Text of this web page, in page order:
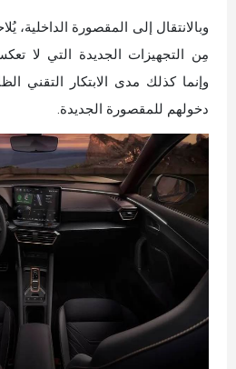
وبالانتقال إلى المقصورة الداخلية،
مِن التجهيزات الجديدة التي لا
وإنما كذلك مدى الابتكار التقني
دخولهم للمقصورة الجديدة.